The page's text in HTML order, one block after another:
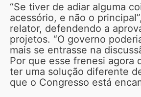
“Se tiver de adiar alguma
acessório, e não o
relator, defendendo a
projetos. “O governo
mais se entrasse na
Por que esse frenesi agora
ter uma solução diferente
que o Congresso está